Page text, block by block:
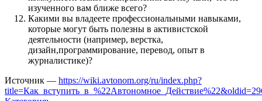
изученного вам ближе всего?
Какими вы владеете профессиональными навыками,
которые могут быть полезны в активистской
деятельности (например, верстка,
дизайн,программирование, перевод, опыт в
журналистике)?
Источник — https://wiki.avtonom.org/ru/index.php?